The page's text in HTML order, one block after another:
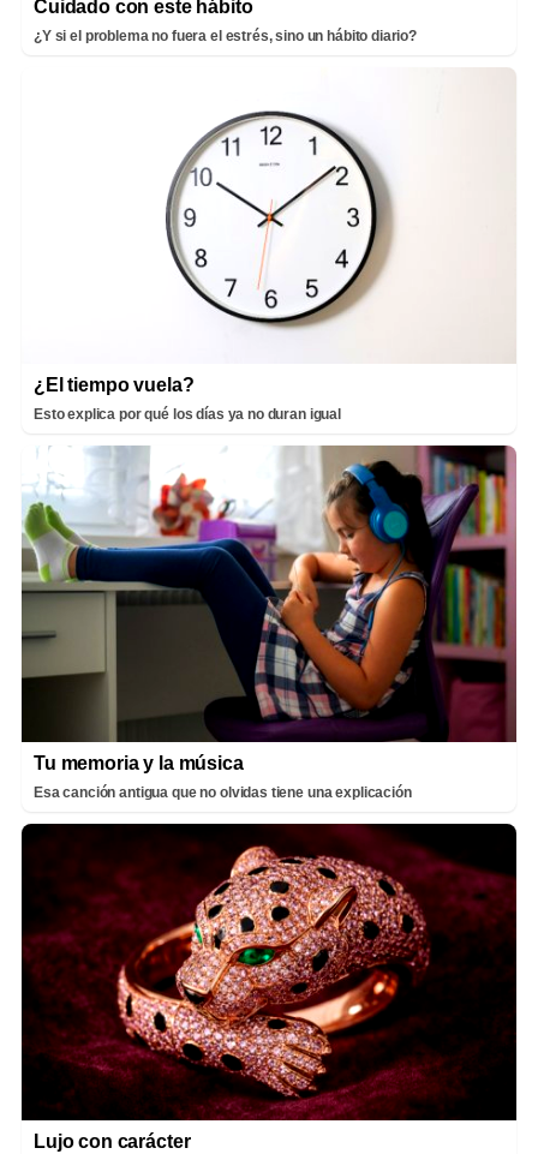
Cuidado con este hábito
¿Y si el problema no fuera el estrés, sino un hábito diario?
¿El tiempo vuela?
Esto explica por qué los días ya no duran igual
Tu memoria y la música
Esa canción antigua que no olvidas tiene una explicación
Lujo con carácter